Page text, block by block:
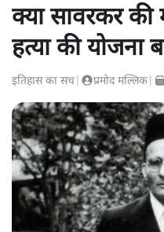
क्या सावरकर की
हत्या की योजना
इतिहास का सच प्रमोद मल्लिक